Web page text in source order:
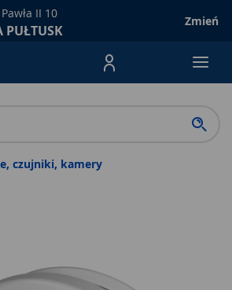
II 10
PUŁTUSK
Zmień
Menu Produktów,
czujniki, kamery